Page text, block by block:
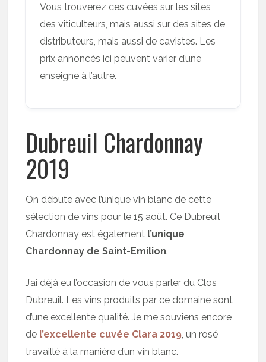
Vous trouverez ces cuvées sur les sites
des viticulteurs, mais aussi sur des sites de
distributeurs, mais aussi de cavistes. Les
prix annoncés ici peuvent varier d’une
enseigne à l’autre.
Dubreuil Chardonnay
2019
On débute avec l’unique vin blanc de cette
sélection de vins pour le 15 août. Ce Dubreuil
Chardonnay est également l’unique
Chardonnay de Saint-Emilion.
J’ai déjà eu l’occasion de vous parler du Clos
Dubreuil. Les vins produits par ce domaine sont
d’une excellente qualité. Je me souviens encore
de l’excellente cuvée Clara 2019 , un rosé
travaillé à la manière d’un vin blanc.